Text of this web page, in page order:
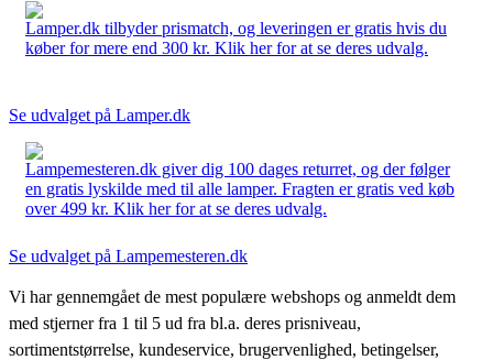
Lamper.dk tilbyder prismatch, og leveringen er gratis hvis du
køber for mere end 300 kr. Klik her for at se deres udvalg.
Se udvalget på Lamper.dk
Lampemesteren.dk giver dig 100 dages returret, og der følger
en gratis lyskilde med til alle lamper. Fragten er gratis ved køb
over 499 kr. Klik her for at se deres udvalg.
Se udvalget på Lampemesteren.dk
Vi har gennemgået de mest populære webshops og anmeldt dem
med stjerner fra 1 til 5 ud fra bl.a. deres prisniveau,
sortimentstørrelse, kundeservice, brugervenlighed, betingelser,